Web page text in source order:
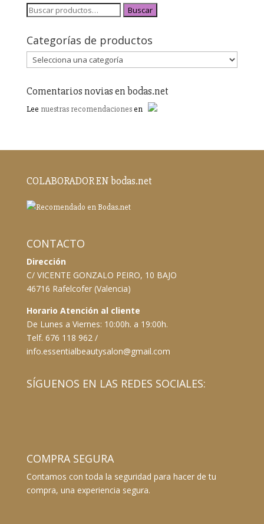
Buscar
Categorías de productos
Comentarios novias en bodas.net
Lee nuestras recomendacionesen
COLABORADOR EN bodas.net
CONTACTO
Dirección
C/ VICENTE GONZALO PEIRO, 10 BAJO
46716 Rafelcofer (Valencia)
Horario Atención al cliente
De Lunes a Viernes: 10:00h. a 19:00h.
Telf. 676 118 962 /
info.essentialbeautysalon@gmail.com
SÍGUENOS EN LAS REDES SOCIALES:
COMPRA SEGURA
Contamos con toda la seguridad para hacer de tu
compra, una experiencia segura.